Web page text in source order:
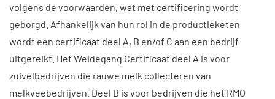
volgens de voorwaarden, wat met certificering wordt
geborgd. Afhankelijk van hun rol in de productieketen
wordt een certificaat deel A, B en/of C aan een bedrijf
uitgereikt. Het Weidegang Certificaat deel A is voor
zuivelbedrijven die rauwe melk collecteren van
melkveebedrijven. Deel B is voor bedrijven die het RMO